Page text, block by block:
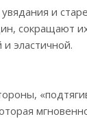
и
сокращают
эластичной.